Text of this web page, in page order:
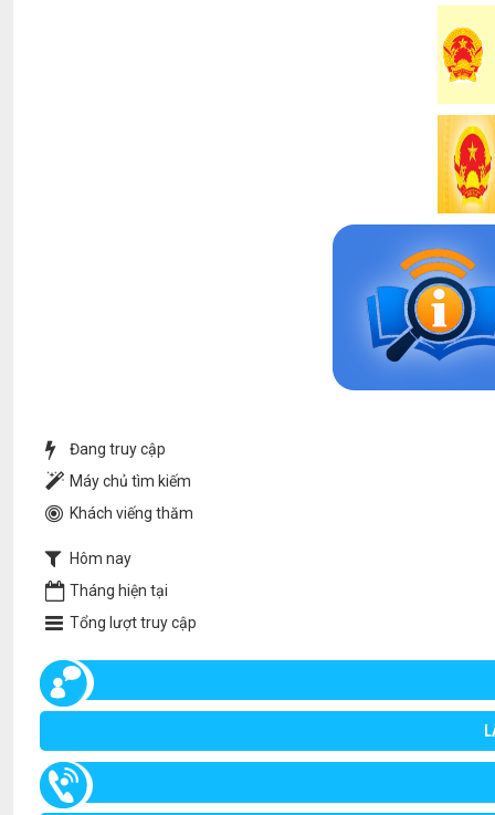
Đang truy cập
Máy chủ tìm kiếm
Khách viếng thăm
Hôm nay
Tháng hiện tại
Tổng lượt truy cập